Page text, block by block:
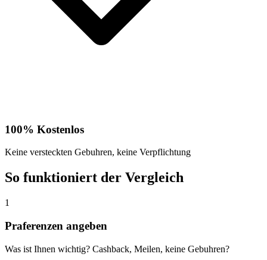
100% Kostenlos
Keine versteckten Gebuhren, keine Verpflichtung
So funktioniert der Vergleich
1
Praferenzen angeben
Was ist Ihnen wichtig? Cashback, Meilen, keine Gebuhren?